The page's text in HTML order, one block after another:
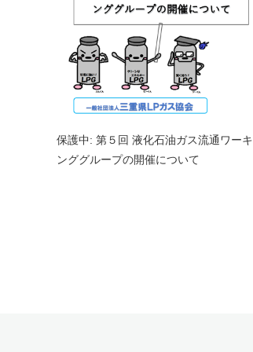
保護中: 第５回 液化石油ガス流通ワーキ
ンググループの開催について